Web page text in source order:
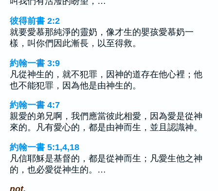
彼得前書 2:2
就要愛慕那純淨的靈奶，像才生的嬰孩愛慕奶一
樣，叫你們因此漸長，以至得救。
約翰一書 3:9
凡從神生的，就不犯罪，因神的道存在他心裡；他
也不能犯罪，因為他是由神生的。
約翰一書 4:7
親愛的弟兄啊，我們應當彼此相愛，因為愛是從神
來的。凡有愛心的，都是由神而生，並且認識神。
約翰一書 5:1,4,18
凡信耶穌是基督的，都是從神而生；凡愛生他之神
的，也必愛從神生的。…